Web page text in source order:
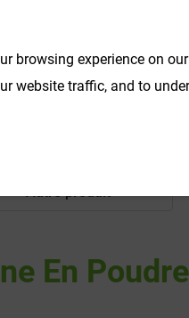
Autre produit
En Poudre
browsing experience on
website traffic, and to